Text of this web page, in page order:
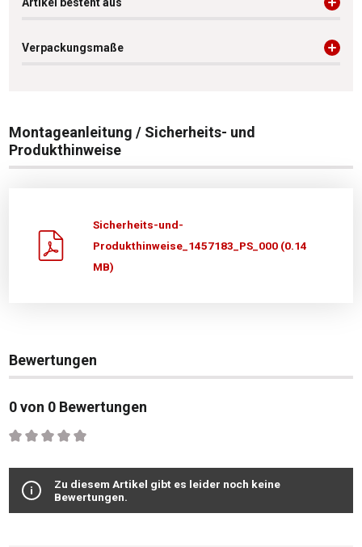
Verpackungsmaße
Montageanleitung / Sicherheits- und
Produkthinweise
Sicherheits-und-
Produkthinweise_1457183_PS_000 (0.14
MB)
Bewertungen
0 von 0 Bewertungen
Durchschnittliche Bewertung von 0 von 5 Sternen
Zu diesem Artikel gibt es leider noch keine
Bewertungen.